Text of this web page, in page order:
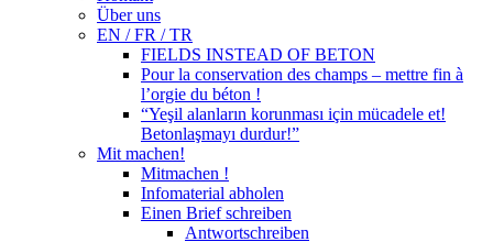
Über uns
EN / FR / TR
FIELDS INSTEAD OF BETON
Pour la conservation des champs – mettre fin à
l’orgie du béton !
“Yeşil alanların korunması için mücadele et!
Betonlaşmayı durdur!”
Mit machen!
Mitmachen !
Infomaterial abholen
Einen Brief schreiben
Antwortschreiben